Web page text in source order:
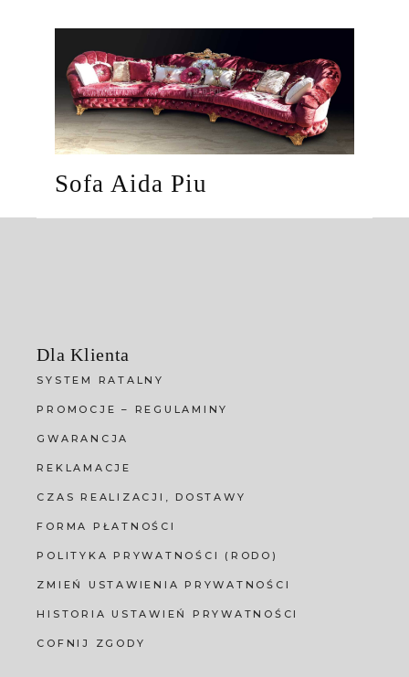
Sofa Aida Piu
Dla Klienta
SYSTEM RATALNY
PROMOCJE – REGULAMINY
GWARANCJA
REKLAMACJE
CZAS REALIZACJI, DOSTAWY
FORMA PŁATNOŚCI
POLITYKA PRYWATNOŚCI (RODO)
ZMIEŃ USTAWIENIA PRYWATNOŚCI
HISTORIA USTAWIEŃ PRYWATNOŚCI
COFNIJ ZGODY